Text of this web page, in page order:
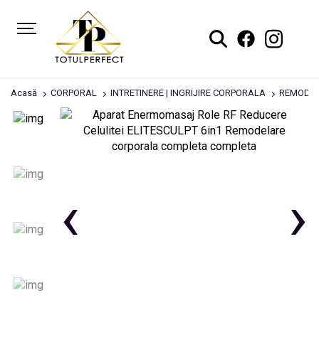
Acasă CORPORAL INTRETINERE | INGRIJIRE CORPORALA
›
‹